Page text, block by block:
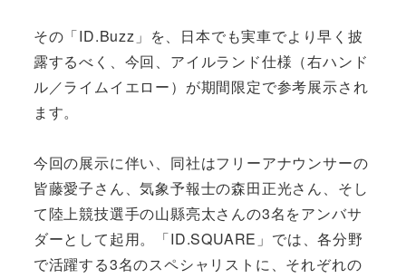
その「ID.Buzz」を、日本でも実車でより早く披
露するべく、今回、アイルランド仕様（右ハンド
ル／ライムイエロー）が期間限定で参考展示され
ます。
今回の展示に伴い、同社はフリーアナウンサーの
皆藤愛子さん、気象予報士の森田正光さん、そし
て陸上競技選手の山縣亮太さんの3名をアンバサ
ダーとして起用。「ID.SQUARE」では、各分野
で活躍する3名のスペシャリストに、それぞれの